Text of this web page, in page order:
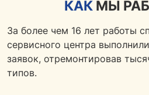
КАК МЫ
За более чем 16 лет работы
сервисного центра
заявок, отремонтировав
типов.